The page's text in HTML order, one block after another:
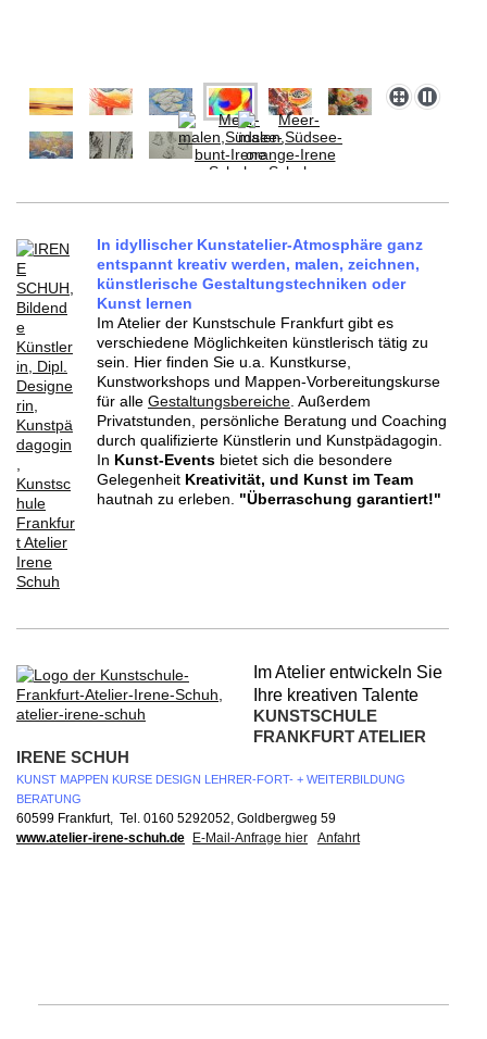
In idyllischer Kunstatelier-Atmosphäre ganz
entspannt kreativ werden, malen, zeichnen,
künstlerische Gestaltungstechniken oder
Kunst lernen
Im Atelier der Kunstschule Frankfurt gibt es
verschiedene Möglichkeiten künstlerisch tätig zu
sein. Hier finden Sie u.a. Kunstkurse,
Kunstworkshops und Mappen-Vorbereitungskurse
für alle Gestaltungsbereiche. Außerdem
Privatstunden, persönliche Beratung und Coaching
durch qualifizierte Künstlerin und Kunstpädagogin.
In Kunst-Events bietet sich die besondere
Gelegenheit Kreativität, und Kunst im Team
hautnah zu erleben. "Überraschung garantiert!"
Im Atelier entwickeln Sie
Ihre kreativen Talente
KUNSTSCHULE
FRANKFURT ATELIER
IRENE SCHUH
KUNST MAPPEN KURSE DESIGN LEHRER-FORT- + WEITERBILDUNG
BERATUNG
60599 Frankfurt, Tel. 0160 5292052, Goldbergweg 59
www.atelier-irene-schuh.de
E-Mail-Anfrage hier Anfahrt